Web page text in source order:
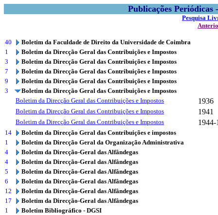
Publicações
Pesquisa
40
Boletim da Faculdade de Direito da Universidade de Coimbra
1
Boletim da Direcção Geral das Contribuições e Impostos
3
Boletim da Direcção Geral das Contribuições e Impostos
7
Boletim da Direcção Geral das Contribuições e Impostos
9
Boletim da Direcção Geral das Contribuições e Impostos
3
Boletim da Direcção Geral das Contribuições e Impostos
Boletim da Direcção Geral das Contribuições e Impostos
1936
Boletim da Direcção Geral das Contribuições e Impostos 1941
Boletim da Direcção Geral das Contribuições e Impostos 1944-
14
Boletim da Direcção Geral das Contribuições e impostos
1
Boletim da Direcção Geral da Organização Administrativa
4
Boletim da Direcção-Geral das Alfândegas
4
Boletim da Direcção-Geral das Alfândegas
5
Boletim da Direcção-Geral das Alfândegas
6
Boletim da Direcção-Geral das Alfândegas
12
Boletim da Direcção-Geral das Alfândegas
17
Boletim da Direcção-Geral das Alfândegas
1
Boletim Bibliográfico - DGSI